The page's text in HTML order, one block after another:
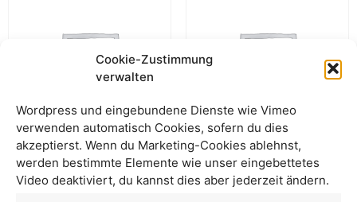
Cookie-Zustimmung
verwalten
Wordpress und eingebundene Dienste wie Vimeo
verwenden automatisch Cookies, sofern du dies
akzeptierst. Wenn du Marketing-Cookies ablehnst,
werden bestimmte Elemente wie unser eingebettetes
Video deaktiviert, du kannst dies aber jederzeit ändern.
Hafer (entspelzt) – Ganzes
Korn lose
Dinkelkleie